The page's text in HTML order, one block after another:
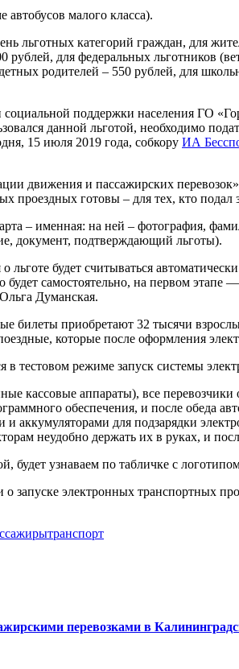
автобусов малого класса).
льготных категорий граждан, для
для федеральных льготников
родителей – 550 рублей, для
поддержки населения ГО
данной льготой, необходимо
15 июля 2019 года, собкору ИА
движения и пассажирских
проездных готовы – для тех, кто подал
– именная: на ней – фотография,
документ, подтверждающий льготы).
будет считываться
самостоятельно, на первом
Думанская.
билеты приобретают 32 тысячи
которые после оформления
тестовом режиме запуск системы
кассовые аппараты), все
обеспечения, и после обеда
аккумуляторами для подзарядки
неудобно держать их в руках, и
будет узнаваем по табличке с
запуске электронных транспортных
транспорт
перевозками в